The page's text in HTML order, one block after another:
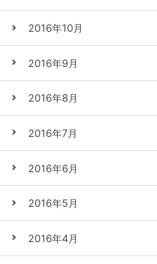
2016年10月
2016年9月
2016年8月
2016年7月
2016年6月
2016年5月
2016年4月